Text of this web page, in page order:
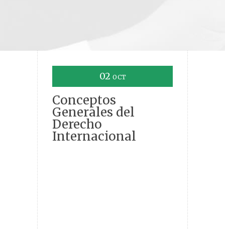
02 OCT
Conceptos
Generales del
Derecho
Internacional